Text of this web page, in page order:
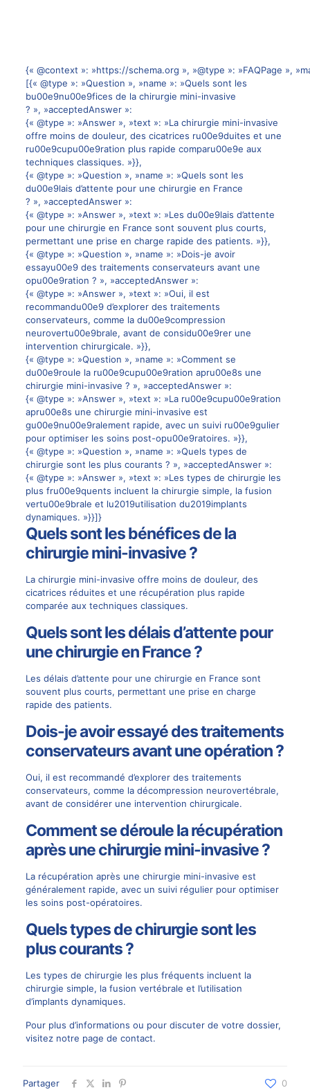
{« @context »: »https://schema.org », »@type »: »FAQPage »,
[{« @type »: »Question », »name »: »Quels sont les
bu00e9nu00e9fices de la chirurgie mini-invasive
? », »acceptedAnswer »:
{« @type »: »Answer », »text »: »La chirurgie mini-invasive
offre moins de douleur, des cicatrices ru00e9duites et une
ru00e9cupu00e9ration plus rapide comparu00e9e aux
techniques classiques. »}},
{« @type »: »Question », »name »: »Quels sont les
du00e9lais d’attente pour une chirurgie en France
? », »acceptedAnswer »:
{« @type »: »Answer », »text »: »Les du00e9lais d’attente
pour une chirurgie en France sont souvent plus courts,
permettant une prise en charge rapide des patients. »}},
{« @type »: »Question », »name »: »Dois-je avoir
essayu00e9 des traitements conservateurs avant une
opu00e9ration ? », »acceptedAnswer »:
{« @type »: »Answer », »text »: »Oui, il est
recommandu00e9 d’explorer des traitements
conservateurs, comme la du00e9compression
neurovertu00e9brale, avant de considu00e9rer une
intervention chirurgicale. »}},
{« @type »: »Question », »name »: »Comment se
du00e9roule la ru00e9cupu00e9ration apru00e8s une
chirurgie mini-invasive ? », »acceptedAnswer »:
{« @type »: »Answer », »text »: »La ru00e9cupu00e9ration
apru00e8s une chirurgie mini-invasive est
gu00e9nu00e9ralement rapide, avec un suivi ru00e9gulier
pour optimiser les soins post-opu00e9ratoires. »}},
{« @type »: »Question », »name »: »Quels types de
chirurgie sont les plus courants ? », »acceptedAnswer »:
{« @type »: »Answer », »text »: »Les types de chirurgie les
plus fru00e9quents incluent la chirurgie simple, la fusion
vertu00e9brale et lu2019utilisation du2019implants
dynamiques. »}}]}
Quels sont les bénéfices de la
chirurgie mini-invasive ?
La chirurgie mini-invasive offre moins de douleur, des
cicatrices réduites et une récupération plus rapide
comparée aux techniques classiques.
Quels sont les délais d’attente pour
une chirurgie en France ?
Les délais d’attente pour une chirurgie en France sont
souvent plus courts, permettant une prise en charge
rapide des patients.
Dois-je avoir essayé des traitements
conservateurs avant une opération ?
Oui, il est recommandé d’explorer des traitements
conservateurs, comme la décompression neurovertébrale,
avant de considérer une intervention chirurgicale.
Comment se déroule la récupération
après une chirurgie mini-invasive ?
La récupération après une chirurgie mini-invasive est
généralement rapide, avec un suivi régulier pour optimiser
les soins post-opératoires.
Quels types de chirurgie sont les
plus courants ?
Les types de chirurgie les plus fréquents incluent la
chirurgie simple, la fusion vertébrale et l’utilisation
d’implants dynamiques.
Pour plus d’informations ou pour discuter de votre dossier,
visitez notre page de contact.
Partager 0